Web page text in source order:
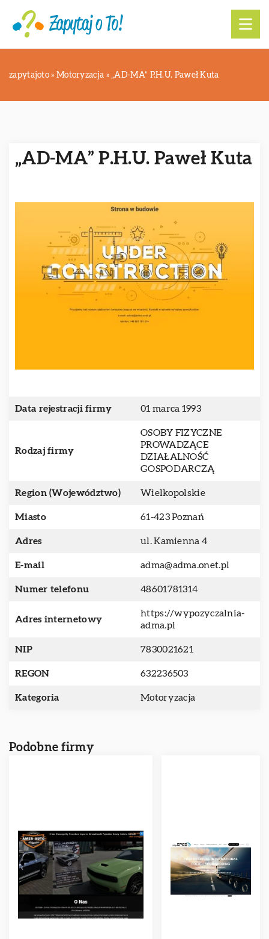
zapytajoto » Motoryzacja » „AD-MA” P.H.U. Paweł Kuta
„AD-MA” P.H.U. Paweł Kuta
Data rejestracji firmy 01 marca 1993
Rodzaj firmy
OSOBY FIZYCZNE
PROWADZĄCE
DZIAŁALNOŚĆ
GOSPODARCZĄ
Region (Województwo) Wielkopolskie
Miasto 61-423 Poznań
Adres ul. Kamienna 4
E-mail adma@adma.onet.pl
Numer telefonu 48601781314
Adres internetowy
https://wypozyczalnia-
adma.pl
NIP 7830021621
REGON 632236503
Kategoria Motoryzacja
Podobne firmy